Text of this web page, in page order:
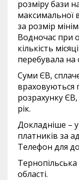
розміру бази
максимальної
за розмір
Водночас при
кількість
перебувала на
Суми ЄВ,
враховуються
розрахунку ЄВ,
рік.
Докладніше –
платників за
Телефон для
області.